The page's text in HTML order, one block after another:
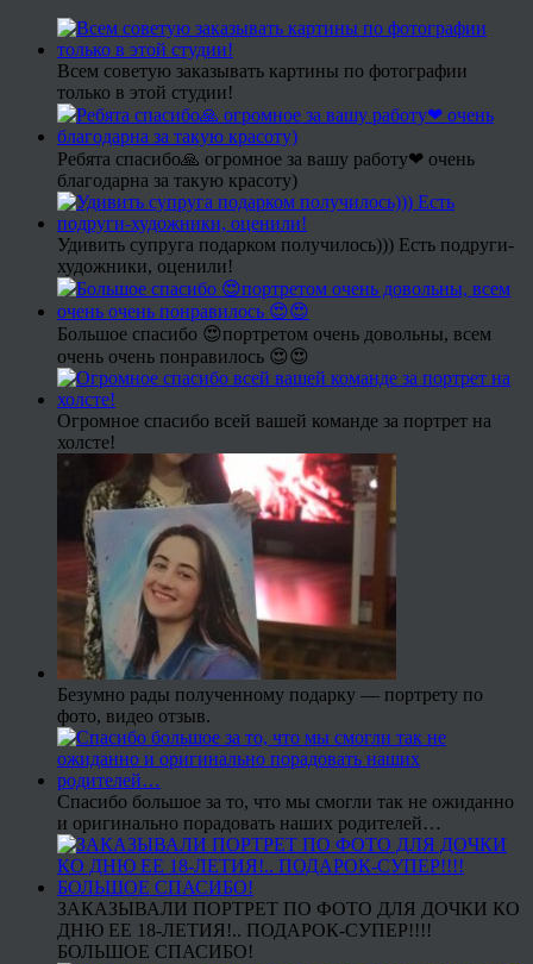
Всем советую заказывать картины по фотографии
только в этой студии!
Ребята спасибо🙏 огромное за вашу работу❤ очень
благодарна за такую красоту)
Удивить супруга подарком получилось))) Есть подруги-
художники, оценили!
Большое спасибо 😍портретом очень довольны, всем
очень очень понравилось 😍😍
Огромное спасибо всей вашей команде за портрет на
холсте!
Безумно рады полученному подарку — портрету по
фото, видео отзыв.
Спасибо большое за то, что мы смогли так не ожиданно
и оригинально порадовать наших родителей…
ЗАКАЗЫВАЛИ ПОРТРЕТ ПО ФОТО ДЛЯ ДОЧКИ КО
ДНЮ ЕЕ 18-ЛЕТИЯ!.. ПОДАРОК-СУПЕР!!!!
БОЛЬШОЕ СПАСИБО!